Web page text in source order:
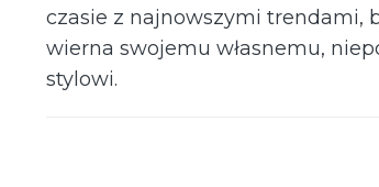
czasie z najnowszymi trendami,
wierna swojemu własnemu,
stylowi.